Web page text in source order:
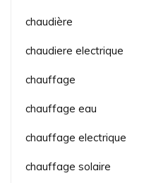
chaudière
chaudiere electrique
chauffage
chauffage eau
chauffage electrique
chauffage solaire